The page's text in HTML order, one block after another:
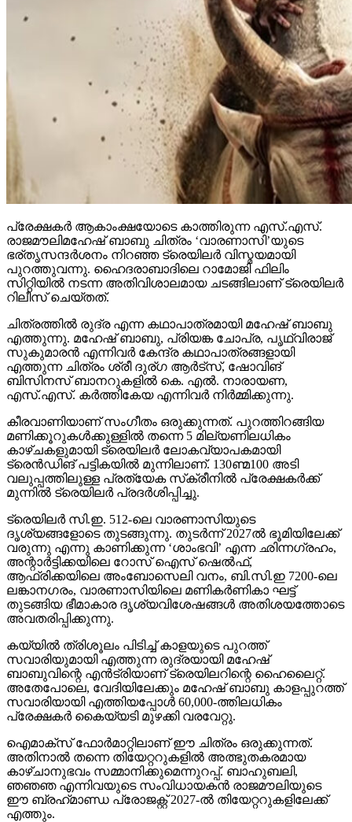
പ്രേക്ഷകര്‍ ആകാംക്ഷയോടെ കാത്തിരുന്ന എസ്.എസ്.
രാജമൗലിമഹേഷ് ബാബു ചിത്രം ‘വാരണാസി’യുടെ
ഭര്തൃസന്ദര്‍ശനം നിറഞ്ഞ ട്രെയിലര്‍ വിസ്മയമായി
പുറത്തുവന്നു. ഹൈദരാബാദിലെ റാമോജി ഫിലിം
സിറ്റിയില്‍ നടന്ന അതിവിശാലമായ ചടങ്ങിലാണ് ട്രെയിലര്‍
റിലീസ് ചെയ്തത്.
ചിത്രത്തില്‍ രുദ്ര എന്ന കഥാപാത്രമായി മഹേഷ് ബാബു
എത്തുന്നു. മഹേഷ് ബാബു, പ്രിയങ്ക ചോപ്ര, പൃഥ്വിരാജ്
സുകുമാരന്‍ എന്നിവര്‍ കേന്ദ്ര കഥാപാത്രങ്ങളായി
എത്തുന്ന ചിത്രം ശ്രീ ദുര്ഗ ആര്‍ട്‌സ്, ഷോവിങ്
ബിസിനസ് ബാനറുകളില്‍ കെ. എല്‍. നാരായണ,
എസ്.എസ്. കര്‍ത്തികേയ എന്നിവര്‍ നിര്‍മ്മിക്കുന്നു.
കീരവാണിയാണ് സംഗീതം ഒരുക്കുന്നത്. പുറത്തിറങ്ങിയ
മണിക്കൂറുകള്‍ക്കുള്ളില്‍ തന്നെ 5 മില്യണിലധികം
കാഴ്ചകളുമായി ട്രെയിലര്‍ ലോകവ്യാപകമായി
ട്രെന്‍ഡിങ് പട്ടികയില്‍ മുന്നിലാണ്. 130ണ്മ100 അടി
വലുപ്പത്തിലുള്ള പ്രത്യേക സ്‌ക്രീനില്‍ പ്രേക്ഷകര്‍ക്ക്
മുന്നില്‍ ട്രെയിലര്‍ പ്രദര്‍ശിപ്പിച്ചു.
ട്രെയിലര്‍ സി.ഇ. 512-ലെ വാരണാസിയുടെ
ദൃശ്യങ്ങളോടെ തുടങ്ങുന്നു. തുടര്‍ന്ന് 2027ല്‍ ഭൂമിയിലേക്ക്
വരുന്നു എന്നു കാണിക്കുന്ന ‘ശാംഭവി’ എന്ന ഛിന്നഗ്രഹം,
അന്റാര്‍ട്ടിക്കയിലെ റോസ് ഐസ് ഷെല്‍ഫ്,
ആഫ്രിക്കയിലെ അംബോസെലി വനം, ബി.സി.ഇ 7200-ലെ
ലങ്കാനഗരം, വാരണാസിയിലെ മണികര്‍ണികാ ഘട്ട്
തുടങ്ങിയ ഭീമാകാര ദൃശ്യവിശേഷങ്ങള്‍ അതിശയത്തോടെ
അവതരിപ്പിക്കുന്നു.
കയ്യില്‍ ത്രിശൂലം പിടിച്ച് കാളയുടെ പുറത്ത്
സവാരിയുമായി എത്തുന്ന രുദ്രയായി മഹേഷ്
ബാബുവിന്റെ എന്‍ട്രിയാണ് ട്രെയിലറിന്റെ ഹൈലൈറ്റ്.
അതേപോലെ, വേദിയിലേക്കും മഹേഷ് ബാബു കാളപ്പുറത്ത്
സവാരിയായി എത്തിയപ്പോള്‍ 60,000-ത്തിലധികം
പ്രേക്ഷകര്‍ കൈയ്യടി മുഴക്കി വരവേറ്റു.
ഐമാക്‌സ് ഫോര്‍മാറ്റിലാണ് ഈ ചിത്രം ഒരുക്കുന്നത്.
അതിനാല്‍ തന്നെ തിയേറ്ററുകളില്‍ അത്ഭുതകരമായ
കാഴ്ചാനുഭവം സമ്മാനിക്കുമെന്നുറപ്പ്. ബാഹുബലി,
ഞഞഞ എന്നിവയുടെ സംവിധായകന്‍ രാജമൗലിയുടെ
ഈ ബ്രഹ്‌മാണ്ഡ പ്രോജക്റ്റ് 2027-ല്‍ തിയേറ്ററുകളിലേക്ക്
എത്തും.